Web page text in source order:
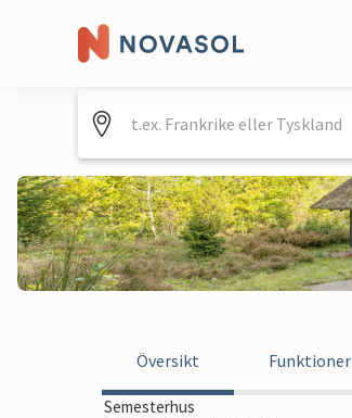
Översikt Funktioner
Semesterhus